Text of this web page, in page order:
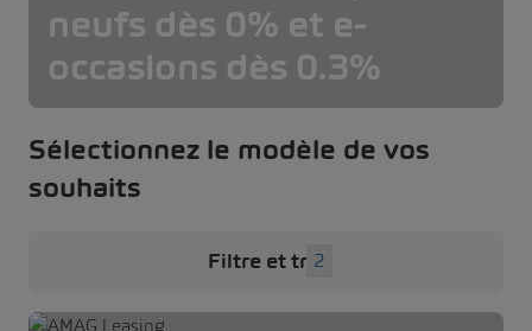
neufs dès 0% et e-
occasions dès 0.3%
Sélectionnez le modèle de vos
souhaits
Filtre et tri 2